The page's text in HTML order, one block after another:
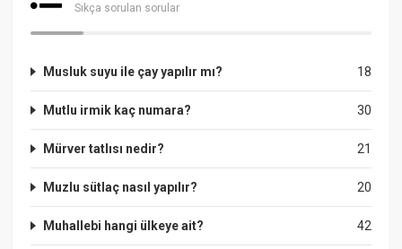
Sıkça sorulan sorular
18
Musluk suyu ile çay yapılır mı?
30
Mutlu irmik kaç numara?
21
Mürver tatlısı nedir?
20
Muzlu sütlaç nasıl yapılır?
42
Muhallebi hangi ülkeye ait?